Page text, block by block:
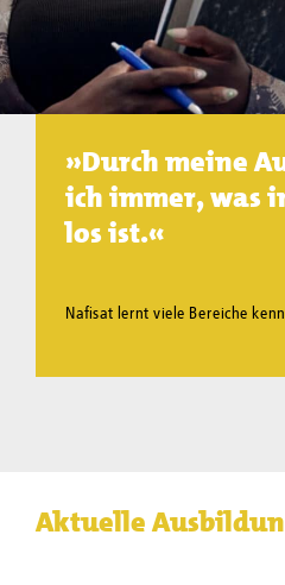
»Durch meine
ich immer, was
los ist.«
Nafisat lernt viele Bereiche
Aktuelle